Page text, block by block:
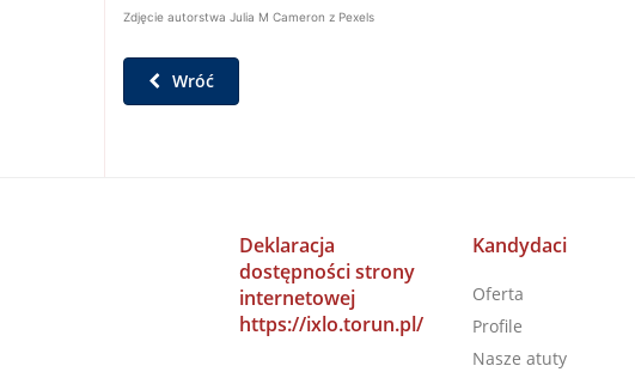
Zdjęcie autorstwa Julia M Cameron z Pexels
Wróć
Deklaracja
dostępności strony
internetowej
https://ixlo.torun.pl/
Kandydaci
Oferta
Profile
Nasze atuty